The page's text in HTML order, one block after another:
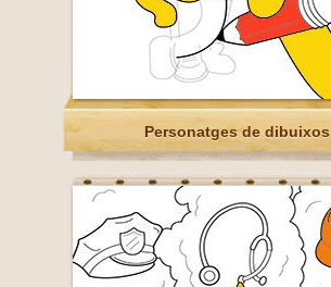
Personatges de dibuixos